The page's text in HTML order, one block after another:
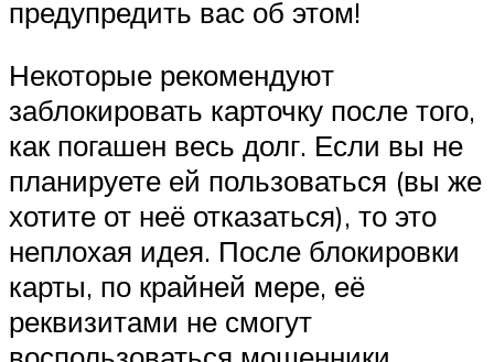
предупредить вас об этом!
Некоторые рекомендуют
заблокировать карточку после того,
как погашен весь долг. Если вы не
планируете ей пользоваться (вы же
хотите от неё отказаться), то это
неплохая идея. После блокировки
карты, по крайней мере, её
реквизитами не смогут